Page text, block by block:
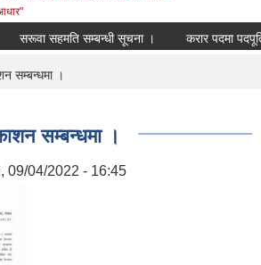
सरूवा सहमति सम्बन्धी सूचना । करार पदमा
सम्बन्धमा ।
सम्बन्धमा ।
09/04/2022 - 16:45